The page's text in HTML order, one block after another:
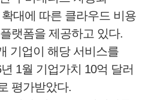
대에 따른 클라우드 비용
랫폼을 제공하고 있다.
기업이 해당 서비스를
1월 기업가치 10억 달러
평가받았다.